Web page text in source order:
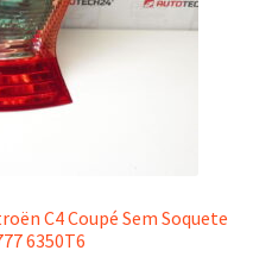
C4 Coupé Sem Soquete
6350T6